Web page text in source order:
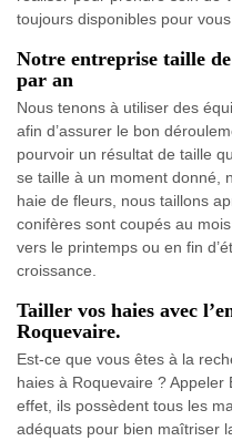
toujours disponibles pour vous
Notre entreprise taille
par an
Nous tenons à utiliser des
afin d’assurer le bon
pourvoir un résultat de taille
se taille à un moment donné,
haie de fleurs, nous taillons
conifères sont coupés au
vers le printemps ou en fin
croissance.
Tailler vos haies avec
Roquevaire.
Est-ce que vous êtes à la
haies à Roquevaire ?
effet, ils possèdent tous les
adéquats pour bien maîtriser